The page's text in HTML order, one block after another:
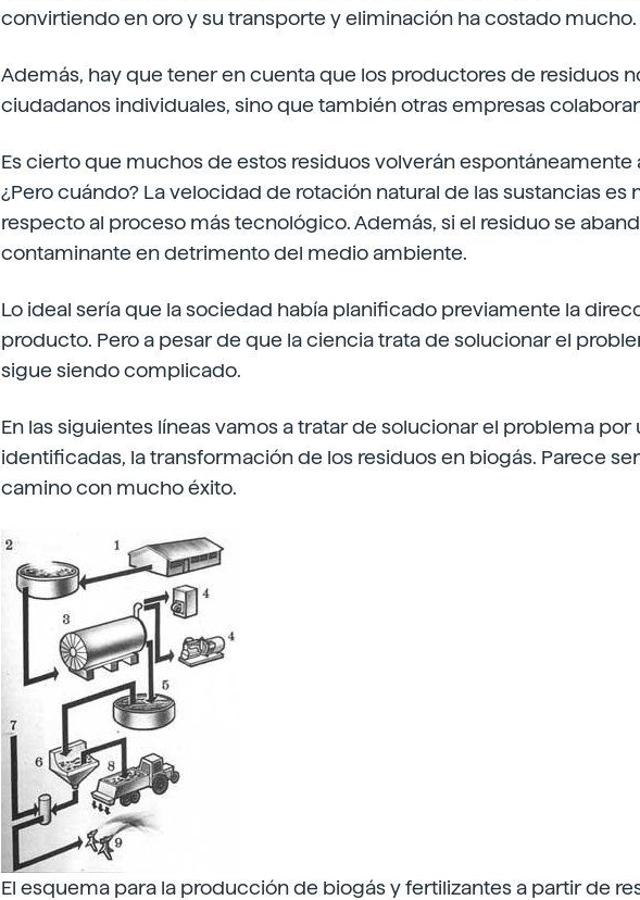
convirtiendo en oro y su transporte y eliminación ha costado mucho.
Además, hay que tener en cuenta que los productores de residuos
ciudadanos individuales, sino que también otras empresas
Es cierto que muchos de estos residuos volverán espontáneamente
¿Pero cuándo? La velocidad de rotación natural de las sustancias es
respecto al proceso más tecnológico. Además, si el residuo se
contaminante en detrimento del medio ambiente.
Lo ideal sería que la sociedad había planificado previamente la
producto. Pero a pesar de que la ciencia trata de solucionar el
sigue siendo complicado.
En las siguientes líneas vamos a tratar de solucionar el problema por
identificadas, la transformación de los residuos en biogás. Parece
camino con mucho éxito.
El esquema para la producción de biogás y fertilizantes a partir de